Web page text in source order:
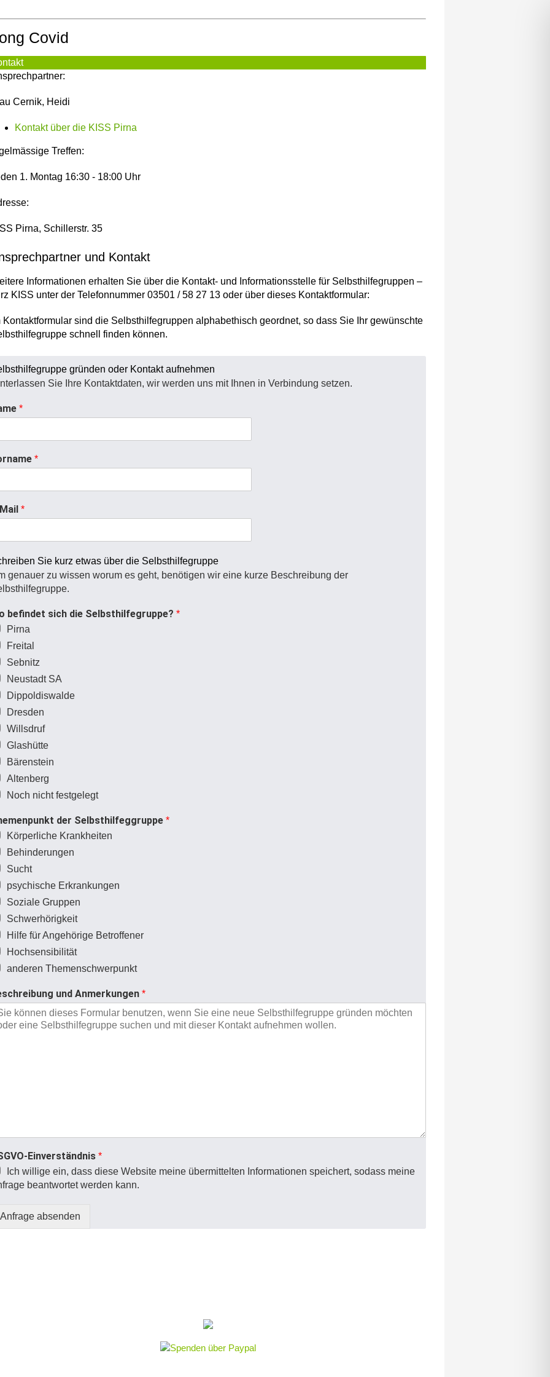
Covid
Cernik, Heidi
Kontakt über die KISS Pirna
Treffen:
1. Montag 16:30 - 18:00 Uhr
Pirna, Schillerstr. 35
und Kontakt
Informationen erhalten Sie über die Kontakt- und Informationsstelle für Selbsthilfegruppen –
KISS unter der Telefonnummer 03501 / 58 27 13 oder über dieses Kontaktformular:
Kontaktformular sind die Selbsthilfegruppen alphabethisch geordnet, so dass Sie Ihr gewünschte
schnell finden können.
gründen oder Kontakt aufnehmen
Sie Ihre Kontaktdaten, wir werden uns mit Ihnen in Verbindung setzen.
*
*
*
Sie kurz etwas über die Selbsthilfegruppe
genauer zu wissen worum es geht, benötigen wir eine kurze Beschreibung der
befindet sich die Selbsthilfegruppe? *
Pirna
Freital
Sebnitz
Neustadt SA
Dippoldiswalde
Dresden
Willsdruf
Glashütte
Bärenstein
Altenberg
Noch nicht festgelegt
der Selbsthilfeggruppe *
Körperliche Krankheiten
Behinderungen
Sucht
psychische Erkrankungen
Soziale Gruppen
Schwerhörigkeit
Hilfe für Angehörige Betroffener
Hochsensibilität
anderen Themenschwerpunkt
und Anmerkungen *
Einverständnis *
Ich willige ein, dass diese Website meine übermittelten Informationen speichert, sodass meine
beantwortet werden kann.
Anfrage absenden